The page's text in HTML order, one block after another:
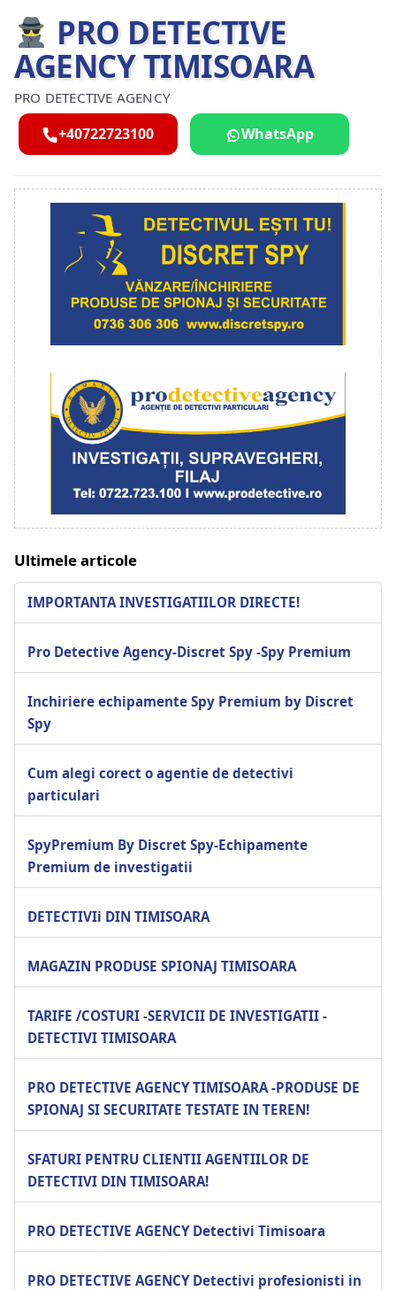
PRO DETECTIVE
AGENCY TIMISOARA
PRO DETECTIVE AGENCY
+40722723100 WhatsApp
Ultimele articole
IMPORTANTA INVESTIGATIILOR DIRECTE!
Pro Detective Agency-Discret Spy -Spy Premium
Inchiriere echipamente Spy Premium by Discret
Spy
Cum alegi corect o agentie de detectivi
particulari
SpyPremium By Discret Spy-Echipamente
Premium de investigatii
DETECTIVIi DIN TIMISOARA
MAGAZIN PRODUSE SPIONAJ TIMISOARA
TARIFE /COSTURI -SERVICII DE INVESTIGATII -
DETECTIVI TIMISOARA
PRO DETECTIVE AGENCY TIMISOARA -PRODUSE DE
SPIONAJ SI SECURITATE TESTATE IN TEREN!
SFATURI PENTRU CLIENTII AGENTIILOR DE
DETECTIVI DIN TIMISOARA!
PRO DETECTIVE AGENCY Detectivi Timisoara
PRO DETECTIVE AGENCY Detectivi profesionisti in